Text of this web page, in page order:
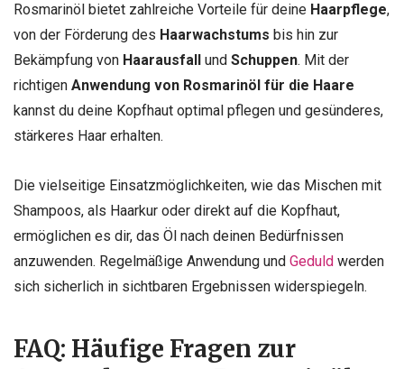
Rosmarinöl bietet zahlreiche Vorteile für deine Haarpflege,
von der Förderung des Haarwachstums bis hin zur
Bekämpfung von Haarausfall und Schuppen. Mit der
richtigen Anwendung von Rosmarinöl für die Haare
kannst du deine Kopfhaut optimal pflegen und gesünderes,
stärkeres Haar erhalten.
Die vielseitige Einsatzmöglichkeiten, wie das Mischen mit
Shampoos, als Haarkur oder direkt auf die Kopfhaut,
ermöglichen es dir, das Öl nach deinen Bedürfnissen
anzuwenden. Regelmäßige Anwendung und Geduld werden
sich sicherlich in sichtbaren Ergebnissen widerspiegeln.
FAQ: Häufige Fragen zur